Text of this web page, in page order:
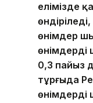
елімізде
өнімдер
өнімдерді
0,3 пайыз
тұрғыда